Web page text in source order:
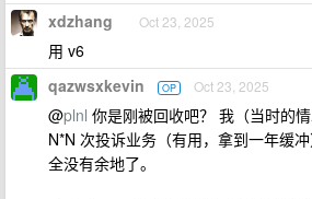
xdzhang Oct 23, 2025
用 v6
qazwsxkevin OP Oct 23, 2025
@plnl 你是刚被回收吧？ 我（当时的
N*N 次投诉业务（有用，拿到一年缓
全没有余地了。